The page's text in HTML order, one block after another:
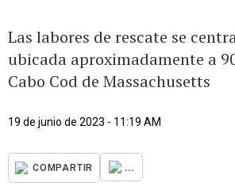
Las labores de rescate se
ubicada aproximadamente a
Cabo Cod de Massachusetts
19 de junio de 2023 - 11:19 AM
COMPARTIR ...